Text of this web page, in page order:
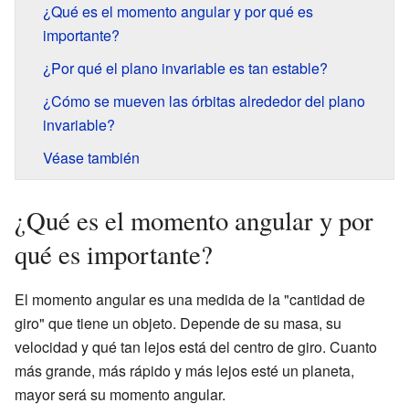
¿Qué es el momento angular y por qué es
importante?
¿Por qué el plano invariable es tan estable?
¿Cómo se mueven las órbitas alrededor del plano
invariable?
Véase también
¿Qué es el momento angular y por
qué es importante?
El momento angular es una medida de la "cantidad de
giro" que tiene un objeto. Depende de su masa, su
velocidad y qué tan lejos está del centro de giro. Cuanto
más grande, más rápido y más lejos esté un planeta,
mayor será su momento angular.